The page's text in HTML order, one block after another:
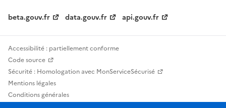
beta.gouv.fr data.gouv.fr api.gouv.fr
Accessibilité : partiellement conforme
Code source
Sécurité : Homologation avec MonServiceSécurisé
Mentions légales
Conditions générales